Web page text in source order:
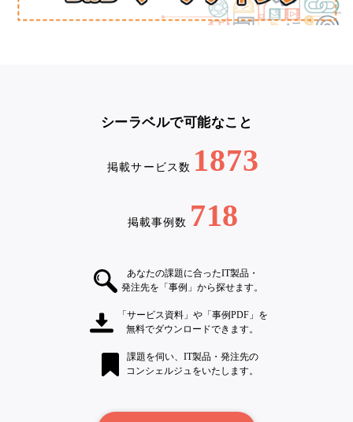
シーラベルで可能なこと
掲載サービス数 1873
掲載事例数 718
あなたの課題に合ったIT製品・
発注先を「事例」から探せます。
「サービス資料」や「事例PDF」を
無料でダウンロードできます。
課題を伺い、IT製品・発注先の
コンシェルジュをいたします。